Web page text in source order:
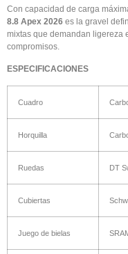
Con capacidad de carga
8.8 Apex 2026 es la gravel
mixtas que demandan ligereza
compromisos.
ESPECIFICACIONES
Cuadro
Horquilla
Ruedas DT
Cubiertas
Juego de bielas